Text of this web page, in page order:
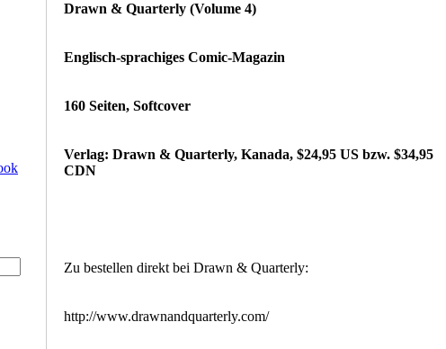
Drawn & Quarterly (Volume 4)
Englisch-sprachiges Comic-Magazin
160 Seiten, Softcover
Verlag: Drawn & Quarterly, Kanada, $24,95 US bzw. $34,95
CDN
Zu bestellen direkt bei Drawn & Quarterly:
http://www.drawnandquarterly.com/